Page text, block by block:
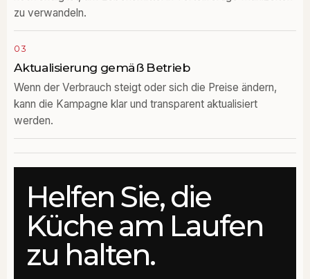
zu verwandeln.
03
Aktualisierung gemäß Betrieb
Wenn der Verbrauch steigt oder sich die Preise ändern,
kann die Kampagne klar und transparent aktualisiert
werden.
Helfen Sie, die
Küche am Laufen
zu halten.